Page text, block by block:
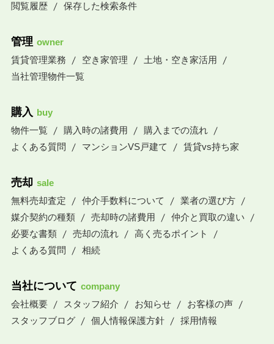
閲覧履歴
保存した検索条件
管理 owner
賃貸管理業務
空き家管理
土地・空き家活用
当社管理物件一覧
購入 buy
物件一覧
購入時の諸費用
購入までの流れ
よくある質問
マンションVS戸建て 賃貸vs持ち家
売却 sale
無料売却査定
仲介手数料について
業者の選び方
媒介契約の種類
売却時の諸費用
仲介と買取の違い
必要な書類
売却の流れ
高く売るポイント
よくある質問
相続
当社について company
会社概要
スタッフ紹介 お知らせ
お客様の声
スタッフブログ
個人情報保護方針 採用情報